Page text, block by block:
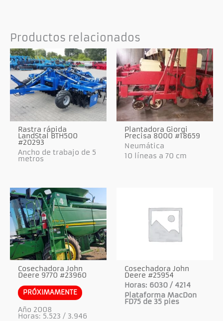
Productos relacionados
Rastra rápida
LandStal BTH500
#20293
Ancho de trabajo de 5
metros
Plantadora Giorgi
Precisa 8000 #18659
Neumática
10 líneas a 70 cm
Cosechadora John
Deere 9770 #23960
PRÓXIMAMENTE
Año 2008
Horas: 5.523 / 3.946
Cosechadora John
Deere #25954
Horas: 6030 / 4214
Plataforma MacDon
FD75 de 35 pies